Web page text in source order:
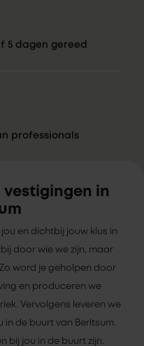
5 dagen gereed
professionals
vestigingen in
en dichtbij jouw klus in
door wie we zijn, maar
word je geholpen door
en produceren we
Vervolgens leveren we
de buurt van Berltsum.
bij jou in de buurt zijn.